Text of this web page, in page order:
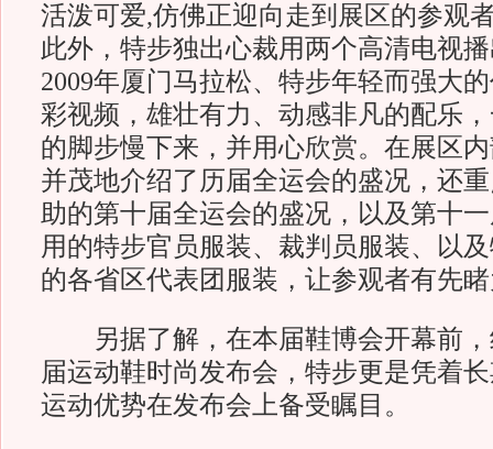
活泼可爱,仿佛正迎向走到展区的参观
此外，特步独出心裁用两个高清电视
2009年厦门马拉松、特步年轻而强大
彩视频，雄壮有力、动感非凡的配乐
的脚步慢下来，并用心欣赏。在展区
并茂地介绍了历届全运会的盛况，还
助的第十届全运会的盛况，以及第十
用的特步官员服装、裁判员服装、以
的各省区代表团服装，让参观者有先
另据了解，在本届鞋博会开幕前，
届运动鞋时尚发布会，特步更是凭着
运动优势在发布会上备受瞩目。